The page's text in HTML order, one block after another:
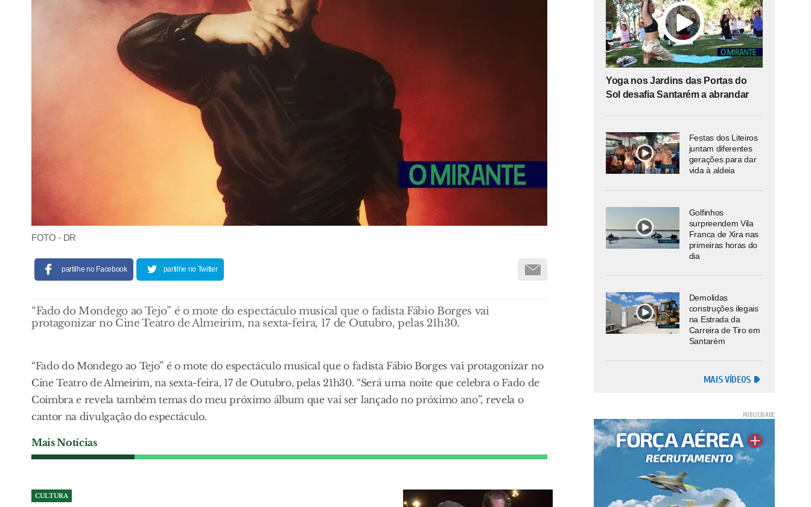
FOTO - DR
partilhe no Facebook partilhe no Twitter
“Fado do Mondego ao Tejo” é o mote do espectáculo musical que o fadista Fábio Borges vai
protagonizar no Cine Teatro de Almeirim, na sexta-feira, 17 de Outubro, pelas 21h30.
“Fado do Mondego ao Tejo” é o mote do espectáculo musical que o fadista Fábio Borges vai protagonizar no
Cine Teatro de Almeirim, na sexta-feira, 17 de Outubro, pelas 21h30. “Será uma noite que celebra o Fado de
Coimbra e revela também temas do meu próximo álbum que vai ser lançado no próximo ano”, revela o
cantor na divulgação do espectáculo.
Mais Notícias
CULTURA
Yoga nos Jardins das Portas do
Sol desafia Santarém a abrandar
Festas dos Liteiros
juntam diferentes
gerações para dar
vida à aldeia
Golfinhos
surpreendem Vila
Franca de Xira nas
primeiras horas do
dia
Demolidas
construções ilegais
na Estrada da
Carreira de Tiro em
Santarém
MAIS VÍDEOS